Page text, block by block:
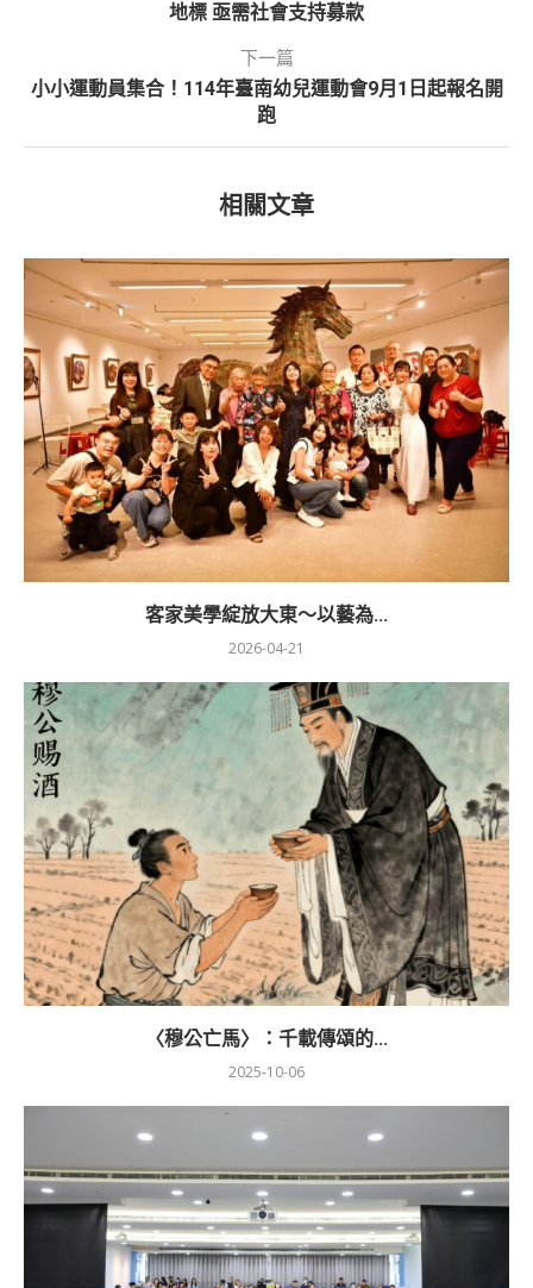
地標 亟需社會支持募款
下一篇
小小運動員集合！114年臺南幼兒運動會9月1日起報名開
跑
相關文章
客家美學綻放大東～以藝為...
2026-04-21
〈穆公亡馬〉：千載傳頌的...
2025-10-06